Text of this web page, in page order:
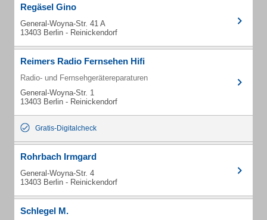
Regäsel Gino
General-Woyna-Str. 41 A
13403 Berlin - Reinickendorf
Reimers Radio Fernsehen Hifi
Radio- und Fernsehgerätereparaturen
General-Woyna-Str. 1
13403 Berlin - Reinickendorf
Gratis-Digitalcheck
Rohrbach Irmgard
General-Woyna-Str. 4
13403 Berlin - Reinickendorf
Schlegel M.